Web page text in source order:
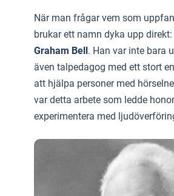
När man frågar vem som
brukar ett namn dyka upp direkt:
Graham Bell. Han var inte bara
även talpedagog med ett stort
att hjälpa personer med
var detta arbete som ledde
experimentera med